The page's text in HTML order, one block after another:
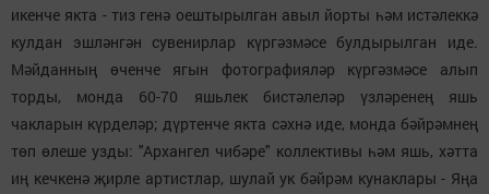
икенче якта - тиз генә оештырылган авыл йорты һәм истәлеккә
кулдан эшләнгән сувенирлар күргәзмәсе булдырылган иде.
Мәйданның өченче ягын фотографияләр күргәзмәсе алып
торды, монда 60-70 яшьлек бистәлеләр үзләренең яшь
чакларын күрделәр; дүртенче якта сәхнә иде, монда бәйрәмнең
төп өлеше узды: "Архангел чибәре" коллективы һәм яшь, хәтта
иң кечкенә җирле артистлар, шулай ук бәйрәм кунаклары - Яңа